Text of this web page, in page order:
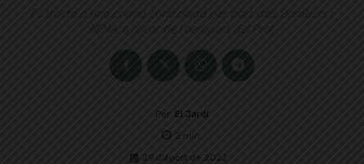
Es tracta d'una crema controlada per part dels Bombers i
AENA, a tocar de l'aeroport del Prat
Per El Jardí
2 min.
29 d'agost de 2022